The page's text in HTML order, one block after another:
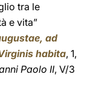
tra le
e vita”
ad
habita, 1,
Paolo II, V/3